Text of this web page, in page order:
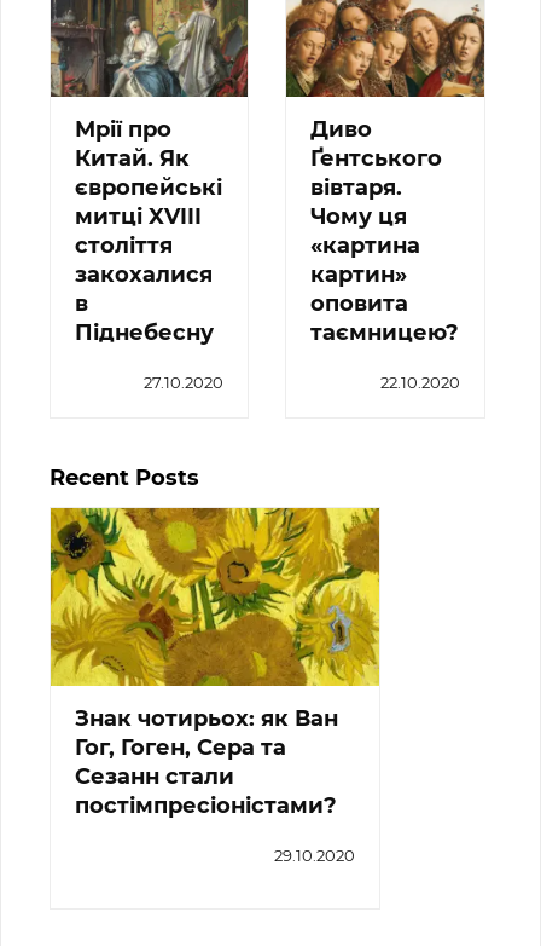
Мрії про
Китай. Як
європейські
митці XVIII
століття
закохалися
в
Піднебесну
27.10.2020
Диво
Ґентського
вівтаря.
Чому ця
«картина
картин»
оповита
таємницею?
22.10.2020
Recent Posts
Знак чотирьох: як Ван
Гог, Гоген, Сера та
Сезанн стали
постімпресіоністами?
29.10.2020